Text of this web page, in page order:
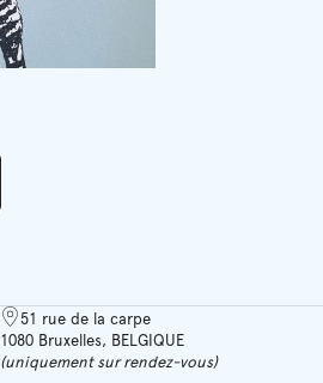
peuvent
être
choisies
51 rue de la carpe
1080 Bruxelles, BELGIQUE
(uniquement sur rendez-vous)